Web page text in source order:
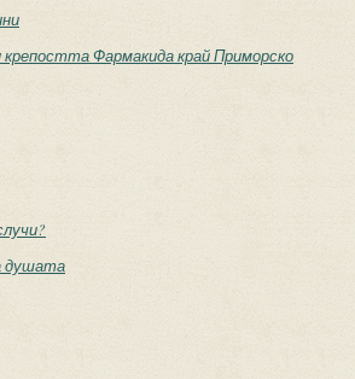
Фармакида край Приморско
душата